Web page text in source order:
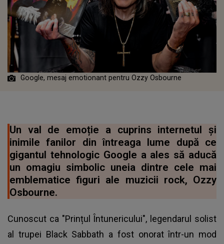
Google, mesaj emotionant pentru Ozzy Osbourne
Un val de emoție a cuprins internetul și
inimile fanilor din întreaga lume după ce
gigantul tehnologic Google a ales să aducă
un omagiu simbolic uneia dintre cele mai
emblematice figuri ale muzicii rock, Ozzy
Osbourne.
Cunoscut ca "Prințul Întunericului", legendarul solist
al trupei Black Sabbath a fost onorat într-un mod